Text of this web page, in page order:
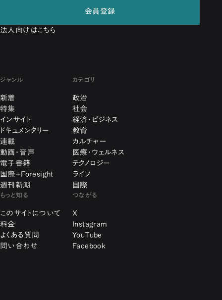
会員登録
法人向けはこちら
ジャンル
新着
特集
インサイト
ドキュメンタリー
連載
動画・音声
電子書籍
国際+Foresight
週刊新潮
カテゴリ
政治
社会
経済・ビジネス
教育
カルチャー
医療・ウェルネス
テクノロジー
ライフ
国際
もっと知る
このサイトについて
料金
よくある質問
問い合わせ
つながる
X
Instagram
YouTube
Facebook